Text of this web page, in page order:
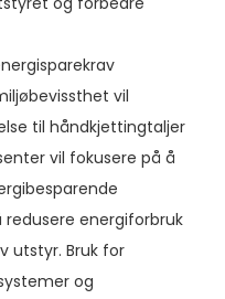
vil
til håndkjettingtaljer
vil fokusere på å
energiforbruk
utstyr. Bruk for
og